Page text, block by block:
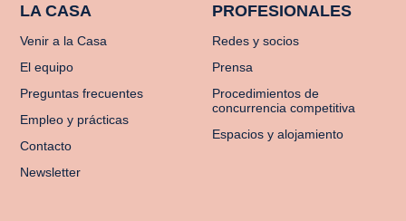
LA CASA
Venir a la Casa
El equipo
Preguntas frecuentes
Empleo y prácticas
Contacto
Newsletter
PROFESIONALES
Redes y socios
Prensa
Procedimientos de
concurrencia competitiva
Espacios y alojamiento